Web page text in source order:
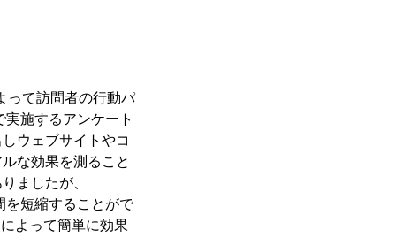
って訪問者の行動パ
施するアンケート
ウェブサイトやコ
な効果を測ること
ましたが、
を短縮することがで
よって簡単に効果